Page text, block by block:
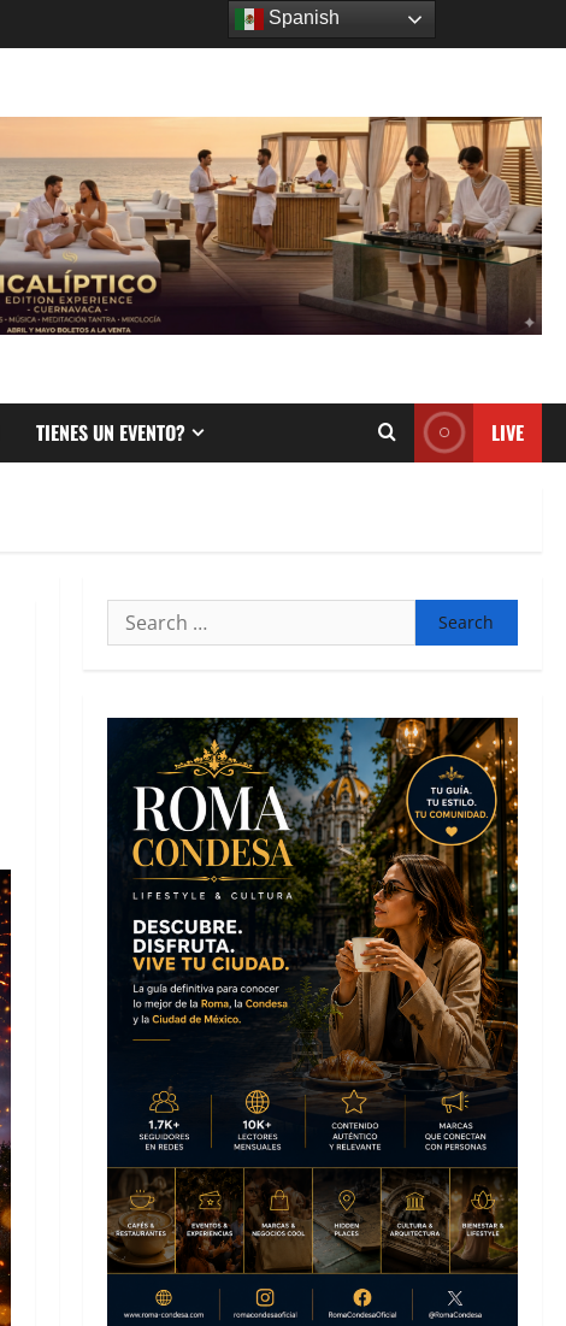
TIENES UN EVENTO? LIVE
Spanish